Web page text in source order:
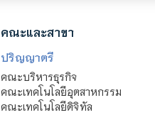
คณะและสาขา
ปริญญาตรี
คณะบริหารธุรกิจ
คณะเทคโนโลยีอุตสาหกรรม
คณะเทคโนโลยีดิจิทัล